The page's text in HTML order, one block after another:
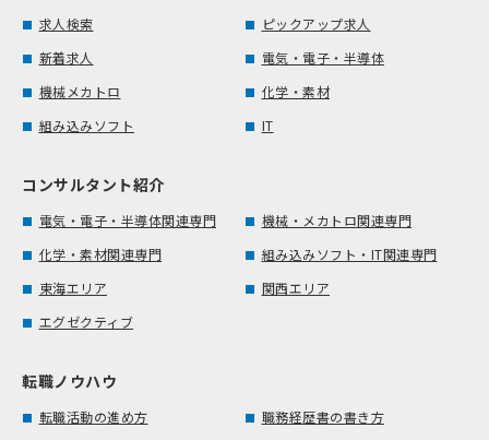
求人検索
ピックアップ求人
新着求人
電気・電子・半導体
機械メカトロ
化学・素材
組み込みソフト
IT
コンサルタント紹介
電気・電子・半導体関連専門
機械・メカトロ関連専門
化学・素材関連専門
組み込みソフト・IT関連専門
東海エリア
関西エリア
エグゼクティブ
転職ノウハウ
転職活動の進め方
職務経歴書の書き方